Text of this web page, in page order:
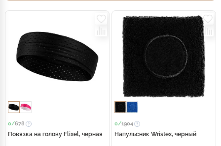
0/678
Повязка на голову Flixel, черная
0/1904
Напульсник Wristex, черный